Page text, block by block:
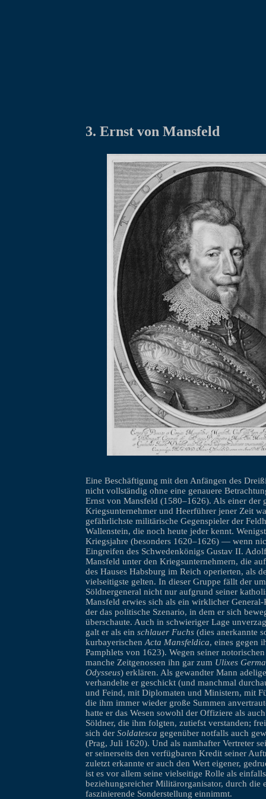
3. Ernst von Mansfeld
Eine Beschäftigung mit den Anfängen des
nicht vollständig ohne eine genauere
Ernst von Mansfeld (1580–1626). Als einer der
Kriegsunternehmer und Heerführer jener Zeit
gefährlichste militärische Gegenspieler der
Wallenstein, die noch heute jeder kennt.
Kriegsjahre (besonders 1620–1626) — wenn
Eingreifen des Schwedenkönigs Gustav II.
Mansfeld unter den Kriegsunternehmern, die
des Hauses Habsburg im Reich operierten, als
vielseitigste gelten. In dieser Gruppe fällt der
Söldnergeneral nicht nur aufgrund seiner
Mansfeld erwies sich als ein wirklicher General-
der das politische Szenario, in dem er sich
überschaute. Auch in schwieriger Lage
galt er als ein schlauer Fuchs (dies anerkannte
kurbayerischen Acta Mansfeldica, eines gegen
Pamphlets von 1623). Wegen seiner
manche Zeitgenossen ihn gar zum Ulixes
Odysseus) erklären. Als gewandter Mann
verhandelte er geschickt (und manchmal
und Feind, mit Diplomaten und Ministern, mit
die ihm immer wieder große Summen
hatte er das Wesen sowohl der Offiziere als
Söldner, die ihm folgten, zutiefst verstanden;
sich der Soldatesca gegenüber notfalls auch
(Prag, Juli 1620). Und als namhafter Vertreter
er seinerseits den verfügbaren Kredit seiner
zuletzt erkannte er auch den Wert eigener,
ist es vor allem seine vielseitige Rolle als
beziehungsreicher Militärorganisator, durch die
faszinierende Sonderstellung einnimmt.